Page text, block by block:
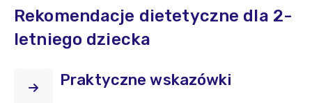
Rekomendacje dietetyczne dla 2-
letniego dziecka
Praktyczne wskazówki